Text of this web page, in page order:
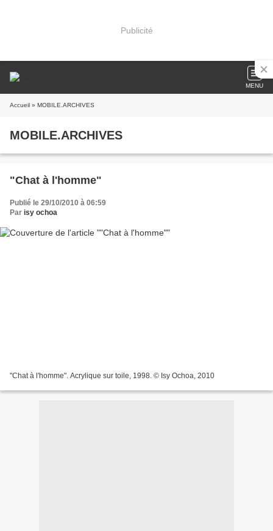
Publicité
MENU
Accueil » MOBILE.ARCHIVES
MOBILE.ARCHIVES
"Chat à l'homme"
Publié le 29/10/2010 à 06:59
Par isy ochoa
"Chat à l'homme". Acrylique sur toile, 1998. © Isy Ochoa, 2010